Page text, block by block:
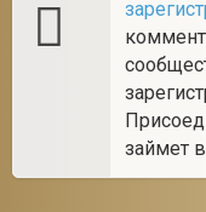
займет